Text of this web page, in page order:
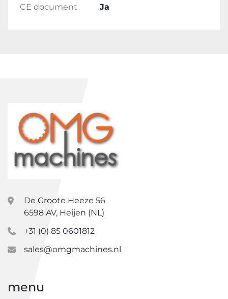
CE document Ja
De Groote Heeze 56
6598 AV, Heijen (NL)
+31 (0) 85 0601812
sales@omgmachines.nl
menu